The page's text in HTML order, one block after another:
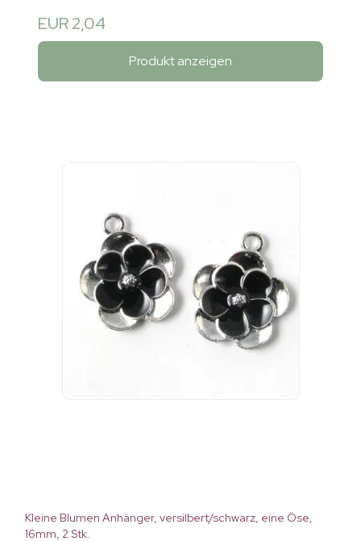
EUR 2,04
Produkt anzeigen
Kleine Blumen Anhänger, versilbert/schwarz, eine Öse,
16mm, 2 Stk.